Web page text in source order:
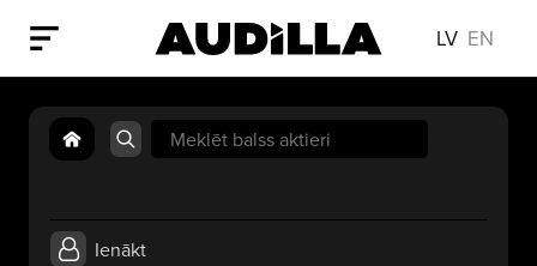
LV EN
Search
for:
Ienākt